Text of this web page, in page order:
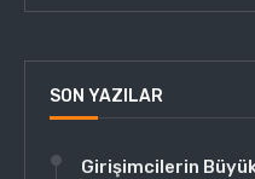
SON YAZILAR
Girişimcilerin